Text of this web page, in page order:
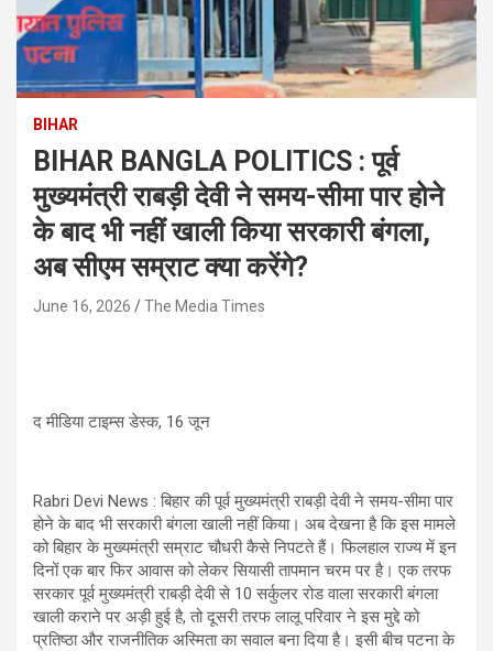
BIHAR
BIHAR BANGLA POLITICS : पूर्व
मुख्यमंत्री राबड़ी देवी ने समय-सीमा पार होने
के बाद भी नहीं खाली किया सरकारी बंगला,
अब सीएम सम्राट क्या करेंगे?
June 16, 2026 The Media Times
द मीडिया टाइम्स डेस्क, 16 जून
Rabri Devi News : बिहार की पूर्व मुख्यमंत्री राबड़ी देवी ने समय-सीमा पार
होने के बाद भी सरकारी बंगला खाली नहीं किया। अब देखना है कि इस मामले
को बिहार के मुख्यमंत्री सम्राट चौधरी कैसे निपटते हैं। फिलहाल राज्य में इन
दिनों एक बार फिर आवास को लेकर सियासी तापमान चरम पर है। एक तरफ
सरकार पूर्व मुख्यमंत्री राबड़ी देवी से 10 सर्कुलर रोड वाला सरकारी बंगला
खाली कराने पर अड़ी हुई है, तो दूसरी तरफ लालू परिवार ने इस मुद्दे को
प्रतिष्ठा और राजनीतिक अस्मिता का सवाल बना दिया है। इसी बीच पटना के